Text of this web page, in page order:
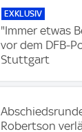
EXKLUSIV
"Immer etwas
vor dem DFB-
Stuttgart
Robertson